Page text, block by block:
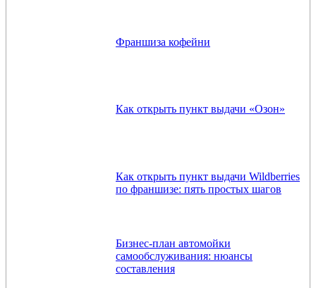
Франшиза кофейни
Как открыть пункт выдачи «Озон»
Как открыть пункт выдачи Wildberries
по франшизе: пять простых шагов
Бизнес-план автомойки
самообслуживания: нюансы
составления